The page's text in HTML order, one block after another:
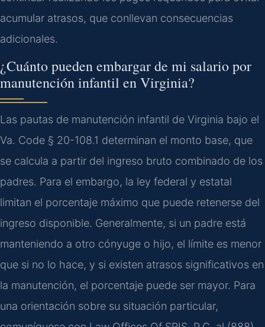
acumular atrasos, que conllevan consecuencias
adicionales.
¿Cuánto pueden embargar de mi salario por
manutención infantil en Virginia?
Las pautas de manutención infantil de Virginia bajo el
Va. Code § 20-108.1 determinan el monto base, que
se calcula a partir del ingreso bruto combinado de los
padres. Para el embargo, la ley federal y estatal
limitan el porcentaje máximo que puede retenerse del
ingreso disponible. Generalmente, si un padre está
manteniendo a otro cónyuge o hijo, el límite es menor
que si no lo hace, y si existen atrasos significativos en
la manutención, el porcentaje puede ser mayor. Para
una orientación sobre su situación particular,